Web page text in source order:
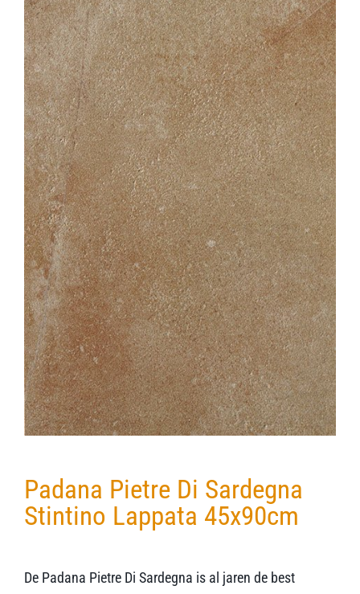
Verwerkingsmaterialen
Over ons
Contact
Padana Pietre Di Sardegna
Stintino Lappata 45x90cm
De Padana Pietre Di Sardegna is al jaren de best